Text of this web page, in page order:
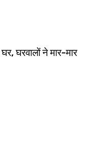
घरवालों ने मार-मार